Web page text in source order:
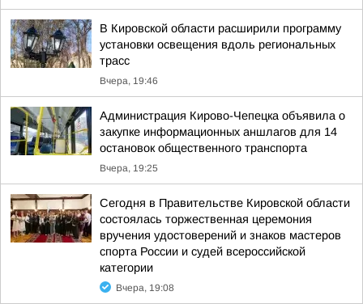
В Кировской области расширили программу
установки освещения вдоль региональных
трасс
Вчера, 19:46
Администрация Кирово-Чепецка объявила о
закупке информационных аншлагов для 14
остановок общественного транспорта
Вчера, 19:25
Сегодня в Правительстве Кировской области
состоялась торжественная церемония
вручения удостоверений и знаков мастеров
спорта России и судей всероссийской
категории
Вчера, 19:08